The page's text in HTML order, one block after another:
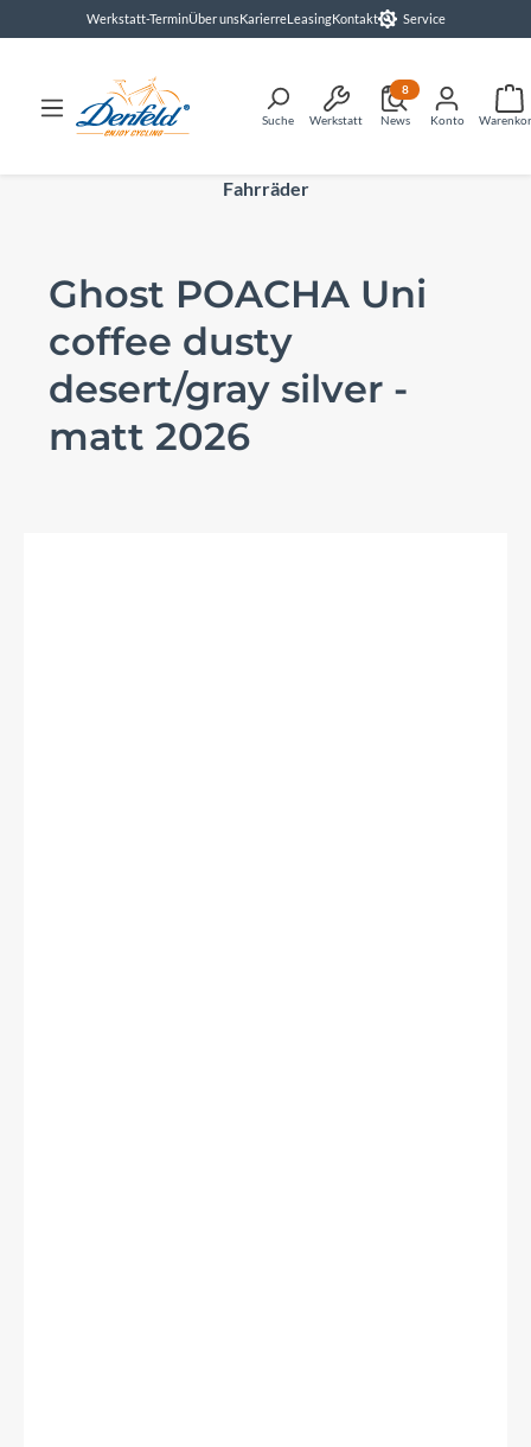
springenWerkstatt-TerminÜber unsKarierreLeasingKontakt Service
Suche Werkstatt News
8
Konto
Fahrräder
Ghost POACHA Uni
coffee dusty
desert/gray silver -
matt 2026